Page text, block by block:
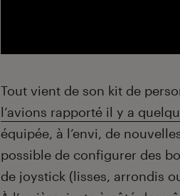
Tout vient de son kit de
l’avions rapporté il y a
équipée, à l’envi, de
possible de configurer des
de joystick (lisses, arrondis